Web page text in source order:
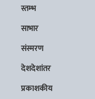
स्तम्भ
साभार
संस्मरण
देशदेशांतर
प्रकाशकीय